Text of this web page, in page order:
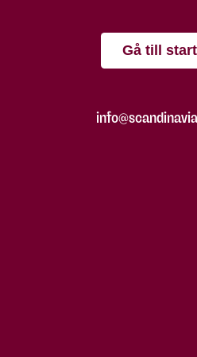
Gå till